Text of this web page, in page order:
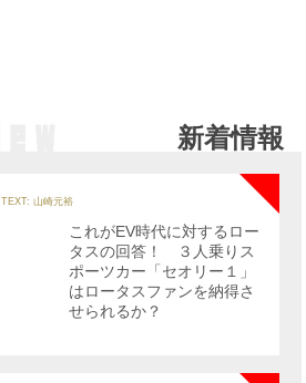
新着情報
TEXT: 山崎元裕
NEW
これがEV時代に対するロー
タスの回答！ ３人乗りス
ポーツカー「セオリー１」
はロータスファンを納得さ
せられるか？